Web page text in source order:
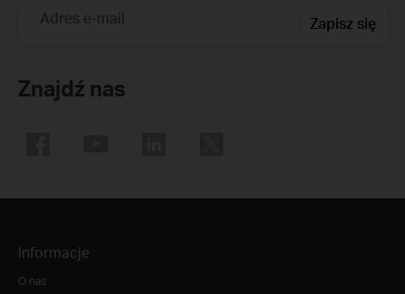
Adres e-mail Zapisz się
Znajdź nas
Informacje
O nas